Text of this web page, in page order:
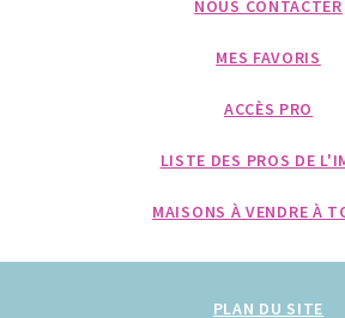
NOUS CONTACTER
MES FAVORIS
ACCÈS PRO
LISTE DES PROS DE
MAISONS À VENDRE À
PLAN DU SITE